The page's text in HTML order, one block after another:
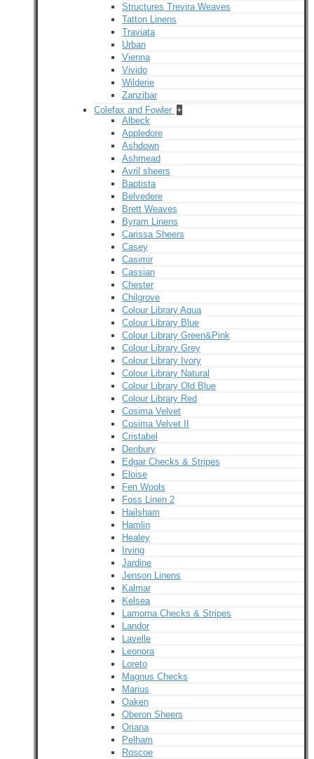
Structures Trevira Weaves
Tatton Linens
Traviata
Urban
Vienna
Vivido
Wilderie
Zanzibar
Colefax and Fowler +
Albeck
Appledore
Ashdown
Ashmead
Avril sheers
Baptista
Belvedere
Brett Weaves
Byram Linens
Carissa Sheers
Casey
Casimir
Cassian
Chester
Chilgrove
Colour Library Aqua
Colour Library Blue
Colour Library Green&Pink
Colour Library Grey
Colour Library Ivory
Colour Library Natural
Colour Library Old Blue
Colour Library Red
Cosima Velvet
Cosima Velvet II
Cristabel
Denbury
Edgar Checks & Stripes
Eloise
Fen Wools
Foss Linen 2
Hailsham
Hamlin
Healey
Irving
Jardine
Jenson Linens
Kalmar
Kelsea
Lamorna Checks & Stripes
Landor
Lavelle
Leonora
Loreto
Magnus Checks
Marius
Oaken
Oberon Sheers
Oriana
Pelham
Roscoe